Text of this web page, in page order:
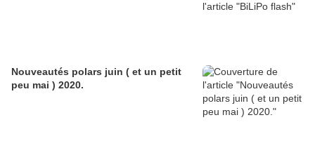
Nouveautés polars juin ( et un petit
peu mai ) 2020.